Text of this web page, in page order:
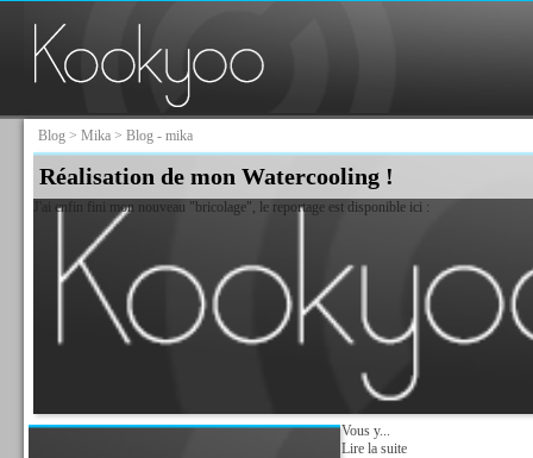
Blog> Mika> Blog - mika
Réalisation de mon Watercooling !
J'ai enfin fini mon nouveau "bricolage", le reportage est disponible ici :
Vous y...
Lire la suite